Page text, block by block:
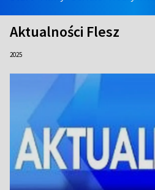
Aktualności Flesz
2025